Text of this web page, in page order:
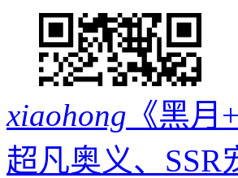
xiaohong 《黑
超凡奥义、SSR